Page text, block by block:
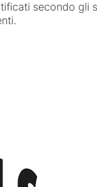
secondo gli